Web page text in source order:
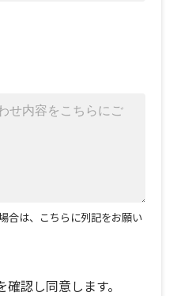
合は、こちらに列記をお願い
確認し同意します。